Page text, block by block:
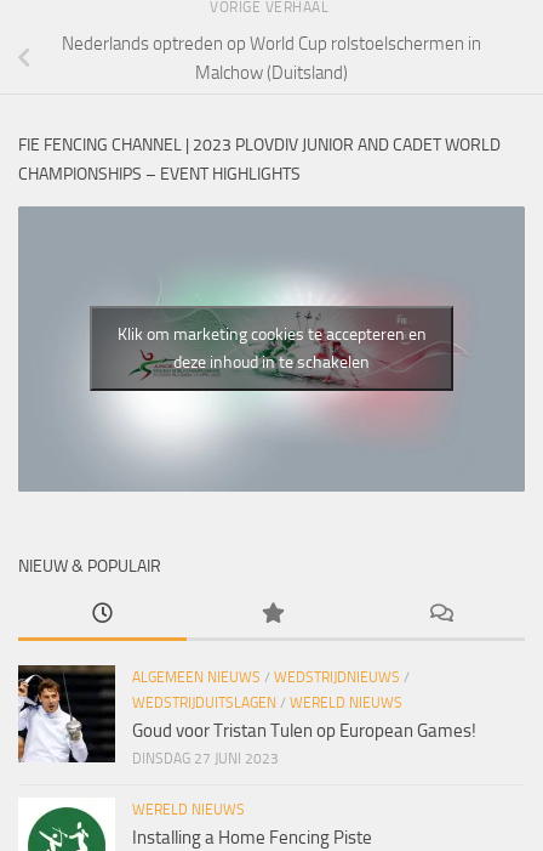
VORIGE VERHAAL
Nederlands optreden op World Cup rolstoelschermen in
Malchow (Duitsland)
FIE FENCING CHANNEL | 2023 PLOVDIV JUNIOR AND CADET WORLD
CHAMPIONSHIPS – EVENT HIGHLIGHTS
Klik om marketing cookies te accepteren en
deze inhoud in te schakelen
NIEUW & POPULAIR
ALGEMEEN NIEUWS / WEDSTRIJDNIEUWS /
WEDSTRIJDUITSLAGEN / WERELD NIEUWS
Goud voor Tristan Tulen op European Games!
DINSDAG 27 JUNI 2023
WERELD NIEUWS
Installing a Home Fencing Piste